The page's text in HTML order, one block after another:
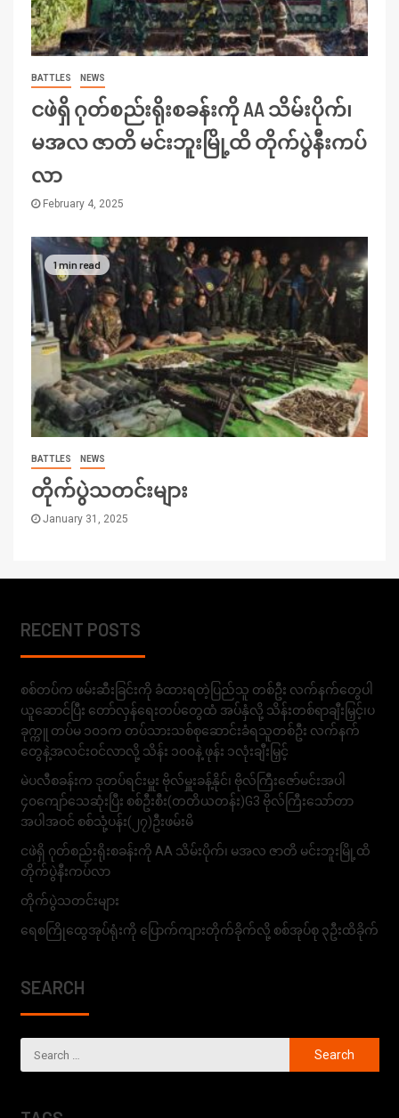
BATTLES NEWS
ငဖဲရှိ ဂုတ်စည်းရိုးစခန်းကို AA သိမ်းပိုက်၊
မအလ ဇာတိ မင်းဘူးမြို့ထိ တိုက်ပွဲနီးကပ်
လာ
February 4, 2025
1 min read
BATTLES NEWS
တိုက်ပွဲသတင်းများ
January 31, 2025
RECENT POSTS
စစ်တပ်က ဖမ်းဆီးခြင်းကို ခံထားရတဲ့ပြည်သူ တစ်ဦး လက်နက်တွေပါ
ယူဆောင်ပြီး တော်လှန်ရေးတပ်တွေထံ အပ်နှံလို့ သိန်းတစ်ရာချီးမြှင့်၊ပ
ခုက္ကူ တပ်မ ၁၀၁က တပ်သားသစ်စုဆောင်းခံရသူတစ်ဦး လက်နက်
တွေနဲ့အလင်းဝင်လာလို့ သိန်း ၁၀၀နဲ့ ဖုန်း ၁လုံးချီးမြှင့်
မဲပလီစခန်းက ဒုတပ်ရင်းမှူး ဗိုလ်မှူးခန့်နိုင်၊ ဗိုလ်ကြီးဇော်မင်းအပါ
၄၀ကျော်သေဆုံးပြီး စစ်ဦးစီး(တတိယတန်း)G3 ဗိုလ်ကြီးသော်တာ
အပါအဝင် စစ်သုံ့ပန်း(၂၇)ဦးဖမ်းမိ
ငဖဲရှိ ဂုတ်စည်းရိုးစခန်းကို AA သိမ်းပိုက်၊ မအလ ဇာတိ မင်းဘူးမြို့ထိ
တိုက်ပွဲနီးကပ်လာ
တိုက်ပွဲသတင်းများ
ရေစကြိုထွေအုပ်ရုံးကို ပြောက်ကျားတိုက်ခိုက်လို့ စစ်အုပ်စု ၃ဦးထိခိုက်
SEARCH